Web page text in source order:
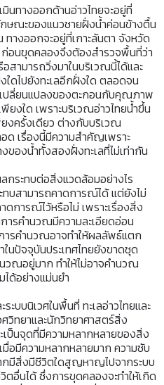
นทางออกด้านอ่าวไทยจะอยู่ที่
ษณะของแนวชายฝั่งน้ำค่อนข้างตื้น
างออกจะอยู่ที่เกาะลันตา จังหวัด
อนขุดคลองจึงต้องสำรวจพื้นที่ว่า
สามารถวิ่งมาในบริเวณนี้ได้และ
ดไปยังทะเลอีกฝั่งใด ตลอดจน
ปลี่ยนแปลงของตะกอนกับคุณภาพ
ยงใด เพราะบริเวณอ่าวไทยน้ำขึ้น
งครั้งเดียว ต่างกับบริเวณ
ด เรื่องนี้มีความสำคัญเพราะ
ของน้ำทั้งสองฝั่งทะเลที่ไม่เท่ากัน
กระทบต่อสิ่งแวดล้อมอย่างไร
บสามารถคาดการณ์ได้ แต่ยังไม่
การณ์ไว้หรือไม่ เพราะเรื่องสิ่ง
ารคำนวณมีความละเอียดอ่อน
ารคำนวณอาจทำให้ผลลัพธ์แตก
นปัจจุบันประเทศไทยยังขาดชุด
วณอยู่มาก ทำให้ไม่อาจคำนวณ
ด้อย่างแม่นยำ
บบนิเวศในพื้นที่ ทะเลอ่าวไทยและ
วิทยาและนักวิทยาศาสตร์สิ่ง
ป็นจุดที่มีความหลากหลายของสิ่ง
มีความหลากหลายมาก ความซับ
กมีสิ่งมีชีวิตใดสูญหาญไปจากระบบ
อื่นได้ ซึ่งการขุดคลองจะทำให้เกิด